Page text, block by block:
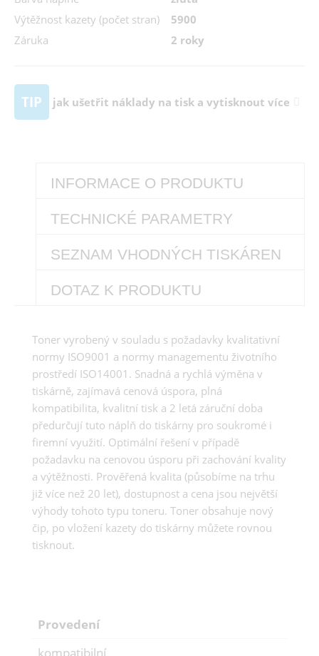
Výtěžnost kazety (počet stran)
5900
Záruka
2 roky
TIP jak ušetřit náklady na tisk a vytisknout více
INFORMACE O PRODUKTU
TECHNICKÉ PARAMETRY
SEZNAM VHODNÝCH TISKÁREN
DOTAZ K PRODUKTU
Toner vyrobený v souladu s požadavky kvalitativní
normy ISO9001 a normy managementu životního
prostředí ISO14001. Snadná a rychlá výměna v
tiskárně, zajímavá cenová úspora, plná
kompatibilita, kvalitní tisk a 2 letá záruční doba
předurčují tuto náplň do tiskárny pro soukromé i
firemní využití. Optimální řešení v případě
požadavku na cenovou úsporu při zachování kvality
a výtěžnosti. Prověřená kvalita (působíme na trhu
již více než 20 let), dostupnost a cena jsou největší
výhody tohoto typu toneru. Toner obsahuje nový
čip, po vložení kazety do tiskárny můžete rovnou
tisknout.
Provedení